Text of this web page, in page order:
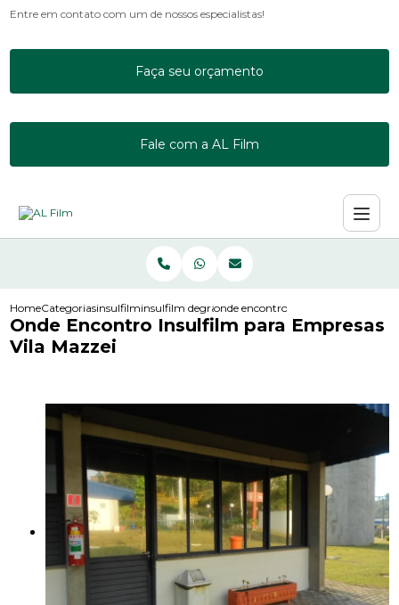
Entre em contato com um de nossos especialistas!
Faça seu orçamento
Fale com a AL Film
HomeCategoriasinsulfilminsulfilm degradeonde encontro insulfilm para
Onde Encontro Insulfilm para Empresas
Vila Mazzei